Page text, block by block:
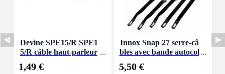
Devine SPE15/R SPE1
5/R câble haut-parleur
1,49 €
Innox Snap 27 serre-câ
bles avec bande autocol
5,50 €